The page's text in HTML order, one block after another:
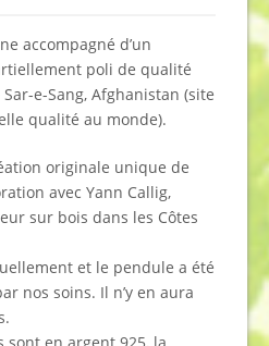
accompagné d’un
poli de qualité
e-Sang, Afghanistan (site
qualité au monde).
originale unique de
avec Yann Callig,
sur bois dans les Côtes
et le pendule a été
nos soins. Il n’y en aura